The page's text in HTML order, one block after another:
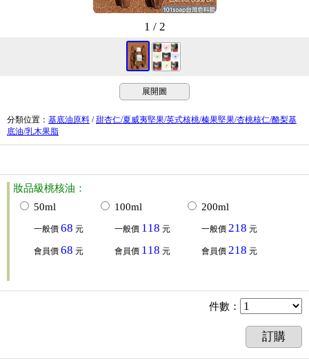
1 / 2
展開圖
分類位置 ： 基底油原料 /甜杏仁/夏威夷堅果/英式核桃/榛果堅果/杏桃核仁/酪梨基
底油/乳木果脂
妝品級桃核油：
50ml
一般價 68 元
會員價 68 元
100ml
一般價 118 元
會員價 118 元
200ml
一般價 218 元
會員價 218 元
件數 ：
訂購